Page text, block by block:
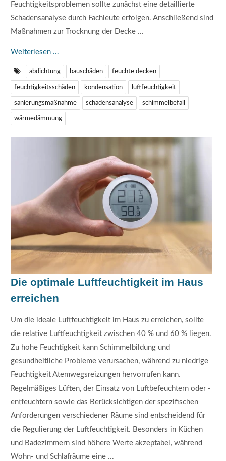
Feuchtigkeitsproblemen sollte zunächst eine detaillierte
Schadensanalyse durch Fachleute erfolgen. Anschließend sind
Maßnahmen zur Trocknung der Decke ...
Weiterlesen ...
abdichtung bauschäden feuchte decken
feuchtigkeitsschäden kondensation luftfeuchtigkeit
sanierungsmaßnahme schadensanalyse schimmelbefall
wärmedämmung
Die optimale Luftfeuchtigkeit im Haus
erreichen
Um die ideale Luftfeuchtigkeit im Haus zu erreichen, sollte
die relative Luftfeuchtigkeit zwischen 40 % und 60 % liegen.
Zu hohe Feuchtigkeit kann Schimmelbildung und
gesundheitliche Probleme verursachen, während zu niedrige
Feuchtigkeit Atemwegsreizungen hervorrufen kann.
Regelmäßiges Lüften, der Einsatz von Luftbefeuchtern oder -
entfeuchtern sowie das Berücksichtigen der spezifischen
Anforderungen verschiedener Räume sind entscheidend für
die Regulierung der Luftfeuchtigkeit. Besonders in Küchen
und Badezimmern sind höhere Werte akzeptabel, während
Wohn- und Schlafräume eine ...